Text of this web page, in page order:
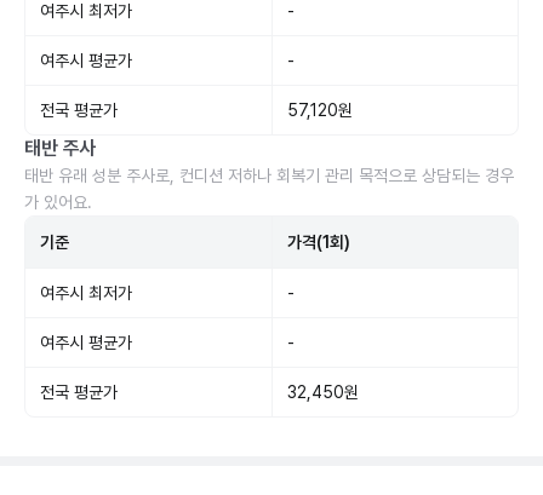
여주시 최저가 -
여주시 평균가 -
전국 평균가 57,120원
태반 주사
태반 유래 성분 주사로, 컨디션 저하나 회복기 관리 목적으로 상담되는 경우
가 있어요.
기준 가격(1회)
여주시 최저가 -
여주시 평균가 -
전국 평균가 32,450원